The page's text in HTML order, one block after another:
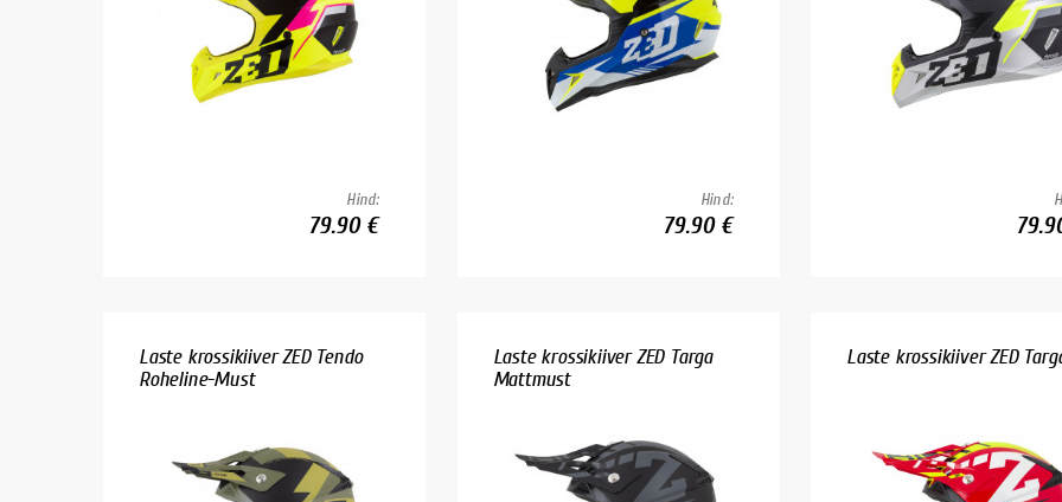
Hind:
79.90 €
Hind:
79.90 €
Laste krossikiiver ZED Tendo
Roheline-Must
Laste krossikiiver ZED Targa
Mattmust
Laste krossikiiver ZED